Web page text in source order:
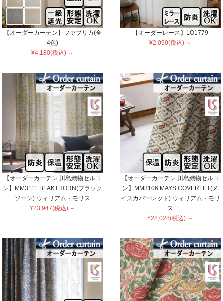
【オーダーカーテン】ファブリカ(全
4色)
¥4,180(税込) ～
【オーダーレース】LO1779
¥2,090(税込) ～
【オーダーカーテン 川島織物セルコ
ン】MM3111 BLAKTHORN(ブラック
ソーン) ウィリアム・モリス
¥23,947(税込) ～
【オーダーカーテン 川島織物セルコ
ン】MM3106 MAYS COVERLET(メ
イズカバーレット) ウィリアム・モリ
ス
¥28,028(税込) ～